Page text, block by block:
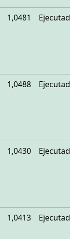
1,0481 Ejecutado
1,0488 Ejecutado
1,0430 Ejecutado
1,0413 Ejecutado